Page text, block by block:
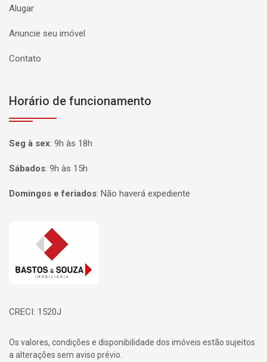
Alugar
Anuncie seu imóvel
Contato
Horário de funcionamento
Seg à sex: 9h às 18h
Sábados: 9h às 15h
Domingos e feriados: Não haverá expediente
Página inicial
CRECI: 1520J
Os valores, condições e disponibilidade dos imóveis estão sujeitos
a alterações sem aviso prévio.